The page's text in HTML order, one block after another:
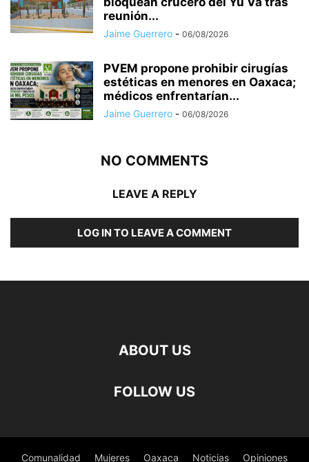
reunión...
Jaime Guerrero - 06/08/2026
PVEM propone prohibir cirugías
estéticas en menores en Oaxaca;
médicos enfrentarían...
Jaime Guerrero - 06/08/2026
NO COMMENTS
LEAVE A REPLY
LOG IN TO LEAVE A COMMENT
ABOUT US
FOLLOW US
Comunalidad Mujeres Oaxaca Noticias Opiniones